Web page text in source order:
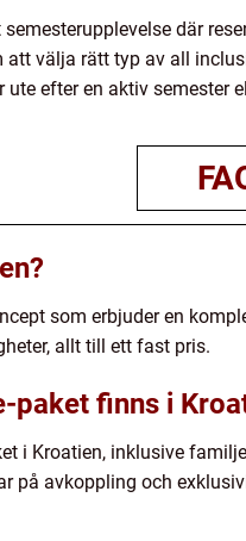
där
välja rätt typ av all
ute efter en aktiv
som erbjuder en
allt till ett fast pris.
paket finns i
i Kroatien, inklusive
på avkoppling och